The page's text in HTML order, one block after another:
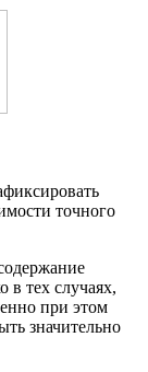
точного
в тех случаях,
при этом
значительно